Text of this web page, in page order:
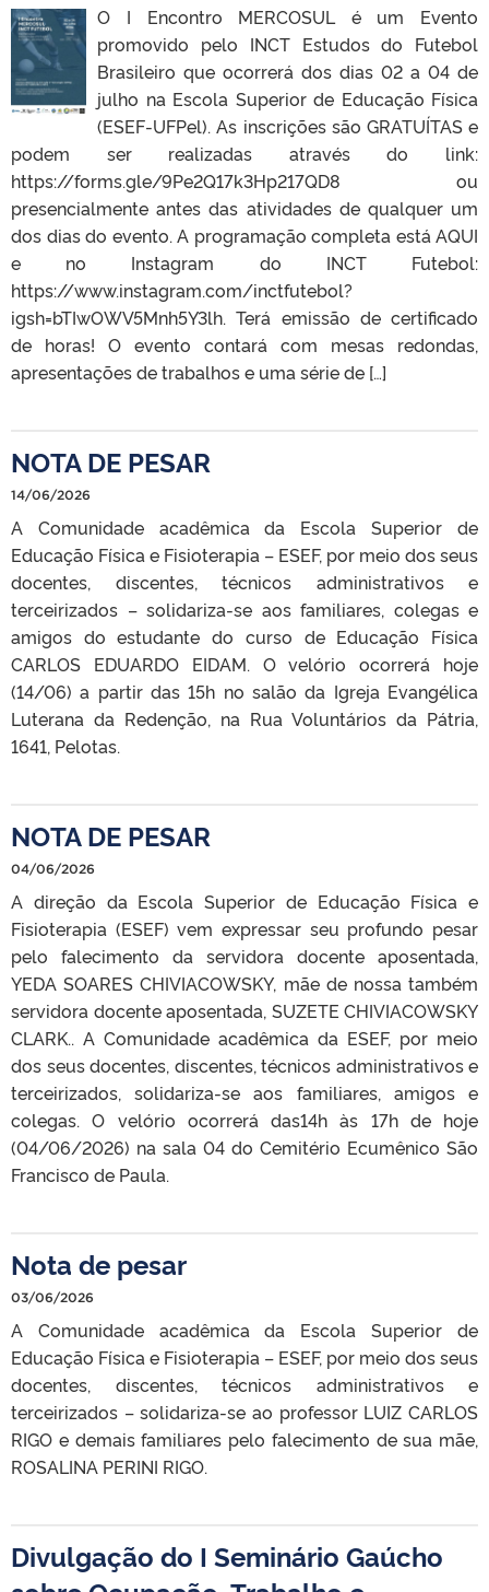
O I Encontro MERCOSUL é um Evento
promovido pelo INCT Estudos do Futebol
Brasileiro que ocorrerá dos dias 02 a 04 de
julho na Escola Superior de Educação Física
(ESEF-UFPel). As inscrições são GRATUÍTAS e
podem ser realizadas através do link:
https://forms.gle/9Pe2Q17k3Hp217QD8 ou
presencialmente antes das atividades de qualquer um
dos dias do evento. A programação completa está AQUI
e no Instagram do INCT Futebol:
https://www.instagram.com/inctfutebol?
igsh=bTIwOWV5Mnh5Y3lh. Terá emissão de certificado
de horas! O evento contará com mesas redondas,
apresentações de trabalhos e uma série de […]
NOTA DE PESAR
14/06/2026
A Comunidade acadêmica da Escola Superior de
Educação Física e Fisioterapia – ESEF, por meio dos seus
docentes, discentes, técnicos administrativos e
terceirizados – solidariza-se aos familiares, colegas e
amigos do estudante do curso de Educação Física
CARLOS EDUARDO EIDAM. O velório ocorrerá hoje
(14/06) a partir das 15h no salão da Igreja Evangélica
Luterana da Redenção, na Rua Voluntários da Pátria,
1641, Pelotas.
NOTA DE PESAR
04/06/2026
A direção da Escola Superior de Educação Física e
Fisioterapia (ESEF) vem expressar seu profundo pesar
pelo falecimento da servidora docente aposentada,
YEDA SOARES CHIVIACOWSKY, mãe de nossa também
servidora docente aposentada, SUZETE CHIVIACOWSKY
CLARK.. A Comunidade acadêmica da ESEF, por meio
dos seus docentes, discentes, técnicos administrativos e
terceirizados, solidariza-se aos familiares, amigos e
colegas. O velório ocorrerá das14h às 17h de hoje
(04/06/2026) na sala 04 do Cemitério Ecumênico São
Francisco de Paula.
Nota de pesar
03/06/2026
A Comunidade acadêmica da Escola Superior de
Educação Física e Fisioterapia – ESEF, por meio dos seus
docentes, discentes, técnicos administrativos e
terceirizados – solidariza-se ao professor LUIZ CARLOS
RIGO e demais familiares pelo falecimento de sua mãe,
ROSALINA PERINI RIGO.
Divulgação do I Seminário Gaúcho